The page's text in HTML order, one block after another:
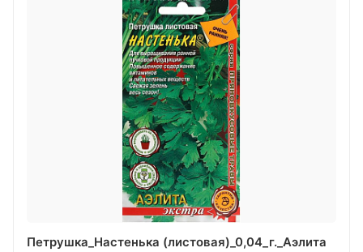
Петрушка_Настенька (листовая)_0,04_г._Аэлита